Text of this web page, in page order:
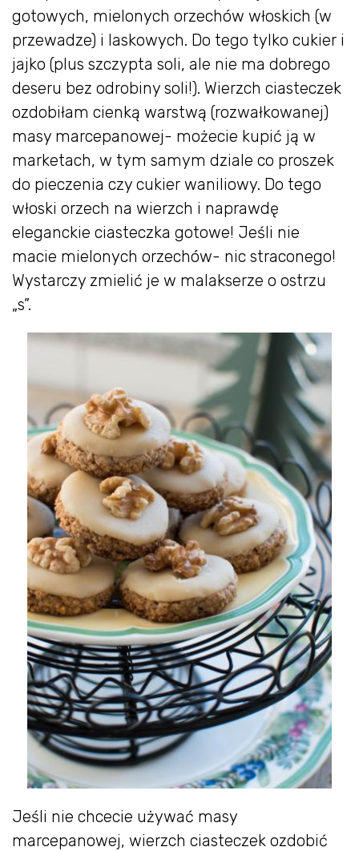
gotowych, mielonych orzechów włoskich (w
przewadze) i laskowych. Do tego tylko cukier i
jajko (plus szczypta soli, ale nie ma dobrego
deseru bez odrobiny soli!). Wierzch ciasteczek
ozdobiłam cienką warstwą (rozwałkowanej)
masy marcepanowej- możecie kupić ją w
marketach, w tym samym dziale co proszek
do pieczenia czy cukier waniliowy. Do tego
włoski orzech na wierzch i naprawdę
eleganckie ciasteczka gotowe! Jeśli nie
macie mielonych orzechów- nic straconego!
Wystarczy zmielić je w malakserze o ostrzu
„s”.
Jeśli nie chcecie używać masy
marcepanowej, wierzch ciasteczek ozdobić